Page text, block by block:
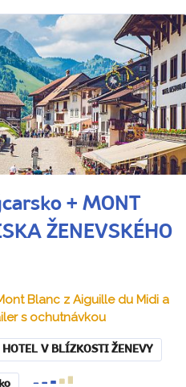
+ MONT
ŽENEVSKÉHO
Blanc z Aiguille du Midi a
s ochutnávkou
HOTEL V BLÍZKOSTI ŽENEVY